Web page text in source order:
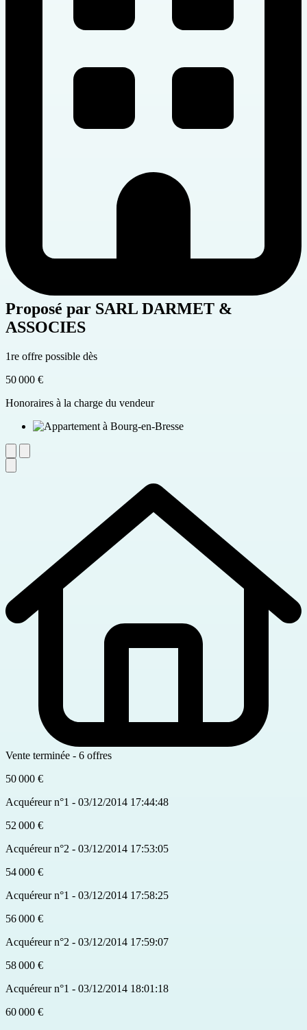
Proposé par SARL DARMET &
ASSOCIES
1re offre possible dès
50 000 €
Honoraires à la charge du vendeur
Vente terminée - 6 offres
50 000 €
Acquéreur n°1 - 03/12/2014 17:44:48
52 000 €
Acquéreur n°2 - 03/12/2014 17:53:05
54 000 €
Acquéreur n°1 - 03/12/2014 17:58:25
56 000 €
Acquéreur n°2 - 03/12/2014 17:59:07
58 000 €
Acquéreur n°1 - 03/12/2014 18:01:18
60 000 €